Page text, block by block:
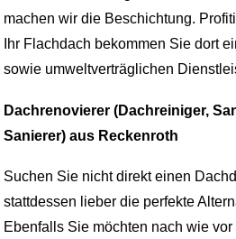
machen wir die Beschichtung.
Ihr Flachdach bekommen Sie dort
sowie umweltverträglichen
Dachrenovierer (Dachreiniger,
Sanierer) aus Reckenroth
Suchen Sie nicht direkt einen
stattdessen lieber die perfekte
Ebenfalls Sie möchten nach wie